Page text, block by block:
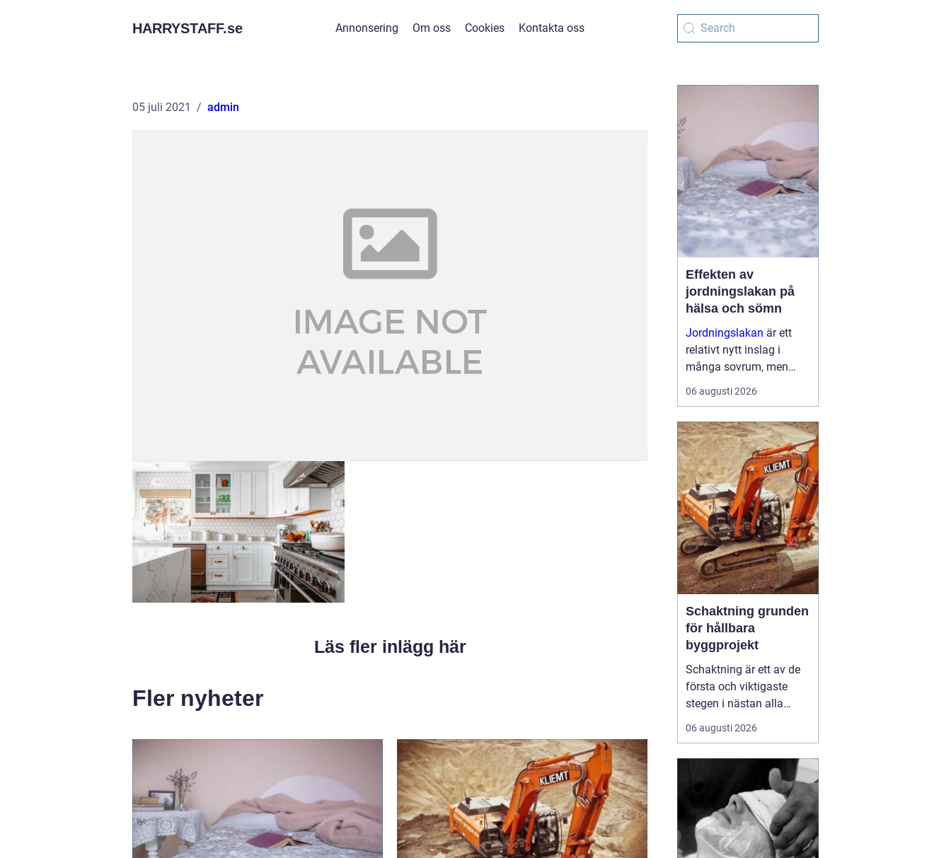
HARRYSTAFF.se Annonsering Om oss Cookies Kontakta oss
05 juli 2021 admin
Läs fler inlägg här
Fler nyheter
Effekten av
jordningslakan på
hälsa och sömn
Jordningslakan är ett
relativt nytt inslag i
många sovrum, men
idén bakom dem bygger
på något mycket
med jordens yta. Genom
led...
06 augusti 2026
Schaktning grunden
för hållbara
byggprojekt
Schaktning är ett av de
första och viktigaste
stegen i nästan alla
bygg- och
anläggningsprojekt. När
industribyggnader eller
infrastruktur ska byggas
börjar arbetet i marken.
Schakten avgör hur
stabil konstruktionen blir,
06 augusti 2026